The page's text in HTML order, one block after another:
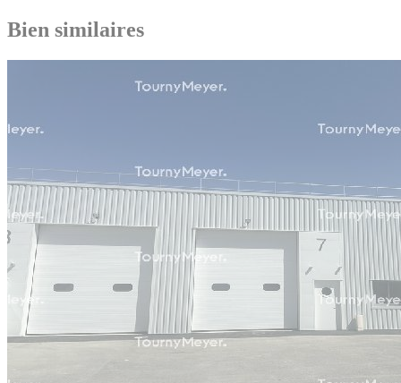
Bien similaires